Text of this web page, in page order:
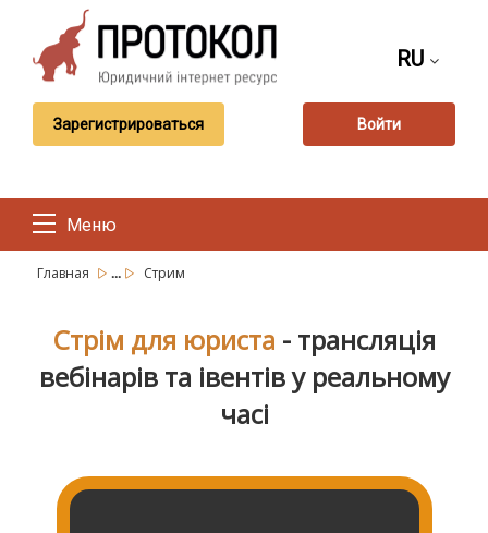
RU
Зарегистрироваться Войти
Меню
Главная ... Стрим
Стрім для юриста - трансляція
вебінарів та івентів у реальному
часі